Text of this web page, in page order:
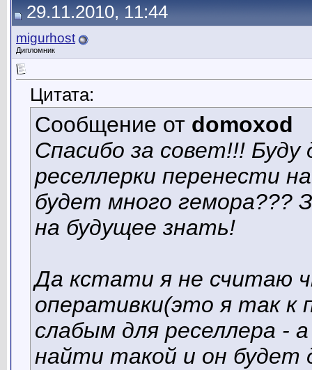
29.11.2010, 11:44
migurhost
Дипломник
Цитата:
Сообщение от domoxod
Спасибо за совет!!!
реселлерки перенести
будет много гемора???
на будущее знать!
Да кстати я не считаю
оперативки(это я так к
слабым для реселлера -
найти такой и он будет